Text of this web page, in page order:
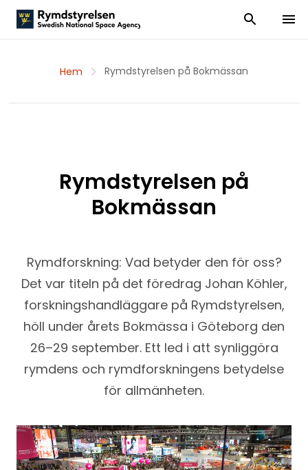
Visa och dölj
Visa
Hem Rymdstyrelsen på Bokmässan
Rymdstyrelsen på
Bokmässan
Rymdforskning: Vad betyder den för oss?
Det var titeln på det föredrag Johan Köhler,
forskningshandläggare på Rymdstyrelsen,
höll under årets Bokmässa i Göteborg den
26–29 september. Ett led i att synliggöra
rymdens och rymdforskningens betydelse
för allmänheten.